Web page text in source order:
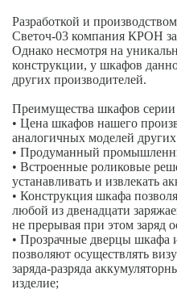
Разработкой и
Светоч-03 компания КРОН
Однако несмотря на
конструкции, у шкафов
других производителей.
Преимущества шкафов
• Цена шкафов нашего
аналогичных моделей
• Продуманный
• Встроенные роликовые
устанавливать и извлекать
• Конструкция шкафа
любой из двенадцати
не прерывая при этом заряд
• Прозрачные дверцы шкафа
позволяют осуществлять
заряда-разряда
изделие;